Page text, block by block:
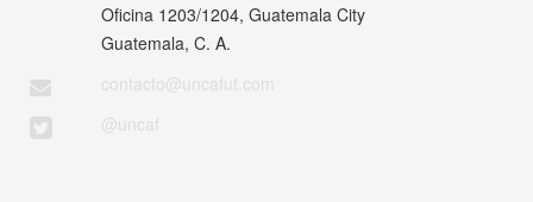
Oficina 1203/1204, Guatemala City
Guatemala, C. A.
contacto@uncafut.com
@uncaf